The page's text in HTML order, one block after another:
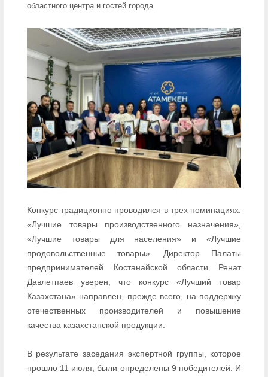
областного центра и гостей города
Конкурс традиционно проводился в трех номинациях:
«Лучшие товары производственного назначения»,
«Лучшие товары для населения» и «Лучшие
продовольственные товары». Директор Палаты
предпринимателей Костанайской области Ренат
Давлетпаев уверен, что конкурс «Лучший товар
Казахстана» направлен, прежде всего, на поддержку
отечественных производителей и повышение
качества казахстанской продукции.
В результате заседания экспертной группы, которое
прошло 11 июля, были определены 9 победителей. И